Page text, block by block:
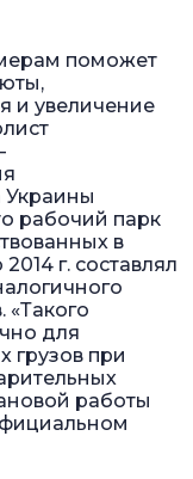
поможет
и увеличение
Украины
рабочий парк
в
г. составлял
«Такого
для
грузов при
работы